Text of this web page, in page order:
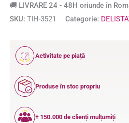
🚚 LIVRARE 24 - 48H oriunde în
SKU: TIH-3521 Categorie:
12
ANI
Activitate pe piață
Produse în stoc propriu
+ 150.000 de clienți mulțumiți